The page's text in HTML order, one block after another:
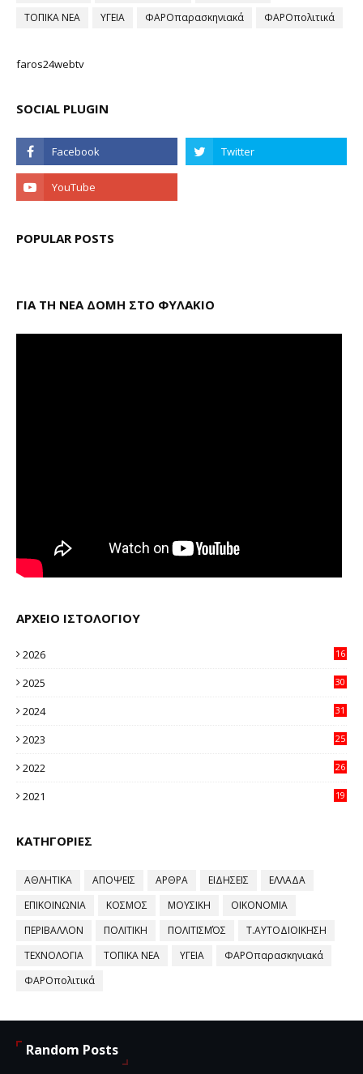
ΤΟΠΙΚΑ ΝΕΑ
ΥΓΕΙΑ ΦΑΡΟπαρασκηνιακά ΦΑΡΟπολιτικά
faros24webtv
SOCIAL PLUGIN
POPULAR POSTS
ΓΙΑ ΤΗ ΝΕΑ ΔΟΜΗ ΣΤΟ ΦΥΛΑΚΙΟ
ΑΡΧΕΙΟ ΙΣΤΟΛΟΓΙΟΥ
2026
16
2025
30
2024
31
2023
25
2022
26
2021
19
ΚΑΤΗΓΟΡΙΕΣ
ΑΘΛΗΤΙΚΑ ΑΠΟΨΕΙΣ ΑΡΘΡΑ ΕΙΔΗΣΕΙΣ
ΕΛΛΑΔΑ
ΕΠΙΚΟΙΝΩΝΙΑ
ΚΟΣΜΟΣ ΜΟΥΣΙΚΗ
ΟΙΚΟΝΟΜΙΑ
ΠΕΡΙΒΑΛΛΟΝ
ΠΟΛΙΤΙΚΗ ΠΟΛΙΤΙΣΜΌΣ
Τ.ΑΥΤΟΔΙΟΙΚΗΣΗ
ΤΕΧΝΟΛΟΓΙΑ
ΤΟΠΙΚΑ ΝΕΑ ΥΓΕΙΑ
ΦΑΡΟπαρασκηνιακά
ΦΑΡΟπολιτικά
Random Posts